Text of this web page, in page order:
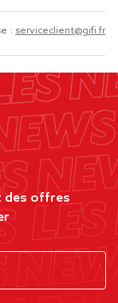
: serviceclient@gifi.fr
des offres